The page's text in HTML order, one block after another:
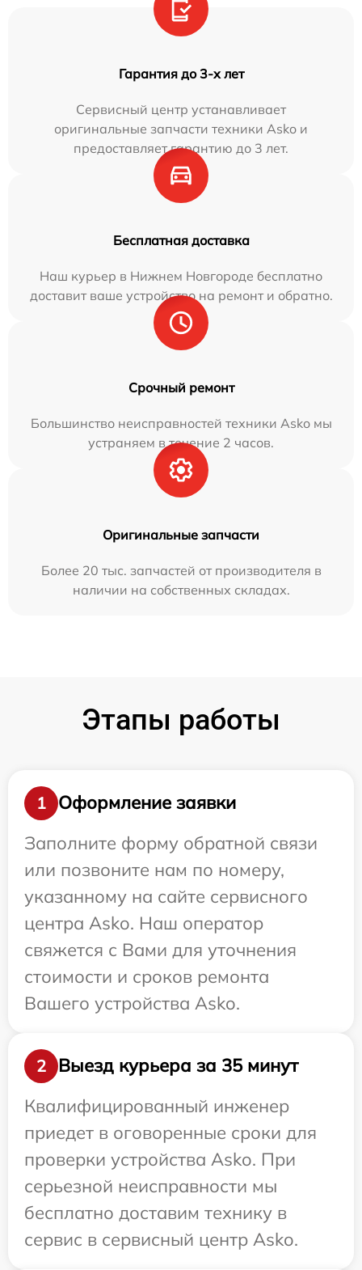
Гарантия до 3-х лет
Сервисный центр устанавливает
оригинальные запчасти техники Asko и
предоставляет гарантию до 3 лет.
Бесплатная доставка
Наш курьер в Нижнем Новгороде бесплатно
доставит ваше устройство на ремонт и обратно.
Срочный ремонт
Большинство неисправностей техники Asko мы
устраняем в течение 2 часов.
Оригинальные запчасти
Более 20 тыс. запчастей от производителя в
наличии на собственных складах.
Этапы работы
1
Оформление заявки
Заполните форму обратной связи
или позвоните нам по номеру,
указанному на сайте сервисного
центра Asko. Наш оператор
свяжется с Вами для уточнения
стоимости и сроков ремонта
Вашего устройства Asko.
2
Выезд курьера за 35 минут
Квалифицированный инженер
приедет в оговоренные сроки для
проверки устройства Asko. При
серьезной неисправности мы
бесплатно доставим технику в
сервис в сервисный центр Asko.